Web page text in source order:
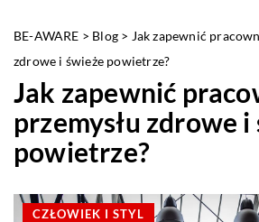
BE-AWARE > Blog > Jak zapewnić
zdrowe i świeże powietrze?
Jak zapewnić
przemysłu zdrowe i
powietrze?
CZŁOWIEK I STYL